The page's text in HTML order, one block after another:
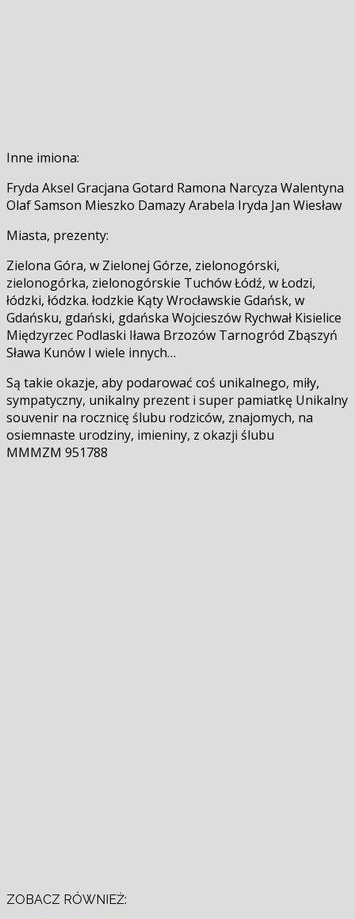
Inne imiona:
Fryda Aksel Gracjana Gotard Ramona Narcyza Walentyna
Olaf Samson Mieszko Damazy Arabela Iryda Jan Wiesław
Miasta, prezenty:
Zielona Góra, w Zielonej Górze, zielonogórski,
zielonogórka, zielonogórskie Tuchów Łódź, w Łodzi,
łódzki, łódzka. łodzkie Kąty Wrocławskie Gdańsk, w
Gdańsku, gdański, gdańska Wojcieszów Rychwał Kisielice
Międzyrzec Podlaski Iława Brzozów Tarnogród Zbąszyń
Sława Kunów I wiele innych…
Są takie okazje, aby podarować coś unikalnego, miły,
sympatyczny, unikalny prezent i super pamiatkę Unikalny
souvenir na rocznicę ślubu rodziców, znajomych, na
osiemnaste urodziny, imieniny, z okazji ślubu
MMMZM 951788
ZOBACZ RÓWNIEŻ: